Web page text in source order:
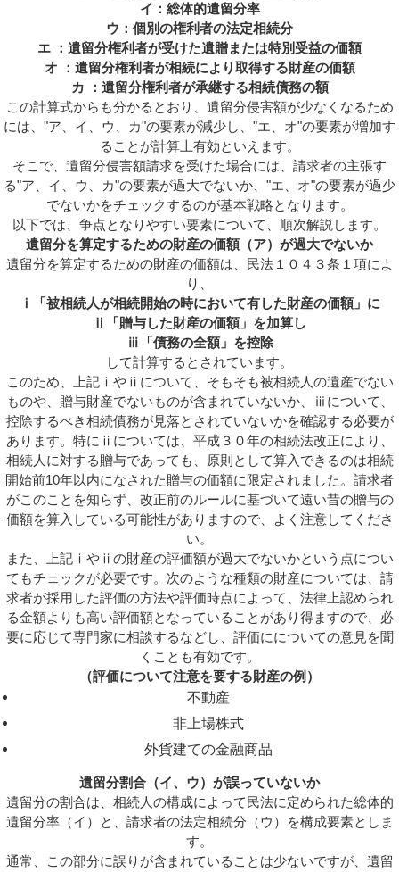
イ：総体的遺留分率
ウ：個別の権利者の法定相続分
エ ：遺留分権利者が受けた遺贈または特別受益の価額
オ ：遺留分権利者が相続により取得する財産の価額
カ ：遺留分権利者が承継する相続債務の額
この計算式からも分かるとおり、遺留分侵害額が少なくなるため
には、"ア、イ、ウ、カ"の要素が減少し、"エ、オ"の要素が増加す
ることが計算上有効といえます。
そこで、遺留分侵害額請求を受けた場合には、請求者の主張す
る"ア、イ、ウ、カ"の要素が過大でないか、"エ、オ"の要素が過少
でないかをチェックするのが基本戦略となります。
以下では、争点となりやすい要素について、順次解説します。
遺留分を算定するための財産の価額（ア）が過大でないか
遺留分を算定するための財産の価額は、民法１０４３条１項によ
り、
ⅰ「被相続人が相続開始の時において有した財産の価額」に
ⅱ「贈与した財産の価額」を加算し
ⅲ「債務の全額」を控除
して計算するとされています。
このため、上記ⅰやⅱについて、そもそも被相続人の遺産でない
ものや、贈与財産でないものが含まれていないか、ⅲについて、
控除するべき相続債務が見落とされていないかを確認する必要が
あります。特にⅱについては、平成３０年の相続法改正により、
相続人に対する贈与であっても、原則として算入できるのは相続
開始前10年以内になされた贈与の価額に限定されました。請求者
がこのことを知らず、改正前のルールに基づいて遠い昔の贈与の
価額を算入している可能性がありますので、よく注意してくださ
い。
また、上記ⅰやⅱの財産の評価額が過大でないかという点につい
てもチェックが必要です。次のような種類の財産については、請
求者が採用した評価の方法や評価時点によって、法律上認められ
る金額よりも高い評価額となっていることがあり得ますので、必
要に応じて専門家に相談するなどし、評価にについての意見を聞
くことも有効です。
（評価について注意を要する財産の例）
不動産
非上場株式
外貨建ての金融商品
遺留分割合（イ、ウ）が誤っていないか
遺留分の割合は、相続人の構成によって民法に定められた総体的
遺留分率（イ）と、請求者の法定相続分（ウ）を構成要素としま
す。
通常、この部分に誤りが含まれていることは少ないですが、遺留